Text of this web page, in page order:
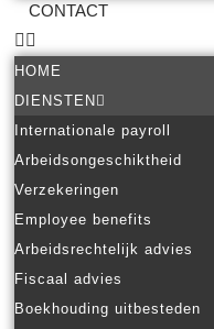
CONTACT
HOME
DIENSTEN
Internationale payroll
Arbeidsongeschiktheid
Verzekeringen
Employee benefits
Arbeidsrechtelijk advies
Fiscaal advies
Boekhouding uitbesteden